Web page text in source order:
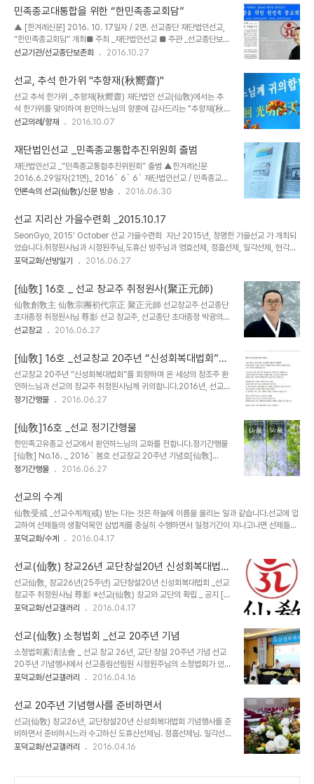
을 읽는모든 선제(仙弟)들과 함께 일심정회(一心正回)..
극악한 범죄와 패륜, 지진 홍수 등의 자연재해가 끊이지 않고 있습니
다. 인간의 존재가치는 말살되고, 재물과 권력만이 사회가 추구하는 모
든 것이 되었습니다. 대한민국 국민의 반이 종교인이며, 종교인 중 백
에 아흔아홉은 외래 종교를 신앙하고 있습니다. 외래 종교인구가 절대
다수를 차지하고 있음에도 이토록 세상이 어지러운 것은 외래종교로
화(遠水不救近火)” ..
민족종교대통합을 위한 “한민족종교회담”
▲ [한겨레신문] 2016. 10. 17일자 / 2면. 선교종단 재단법인선교,
“한민족종교회담” 개최■ 주최 _재단법인선교 ■ 주관 _선교종단보존
회 ■ 후원 _선교총림선림원 행사명 : 민족종교대통합을 위한 한민족
10시장 소 : 세종문화회관 예인홀주 최 : 재단법인선교주 관 ; 선교종
단보존회후 원 : 선교총림선림원※ [민족종교대통합을 위한 한민족종
교회담] 참가신청서 ▶ 한민족종교회담신청서.hwp[ 재단법인선교 _
선교종단보존회 ] 2016년 11월 2일 -- 재단법인선교는 세종문화회
관 예인홀에서 환기(桓紀) 9213년 음력 개천절 기념행사를 개최합
선교기관/선교종단보존회 2016.10.27
선교, 추석 한가위 "추향재(秋嚮齋)"
선교 추석 한가위 _추향재(秋嚮齋) 재단법인 선교(仙敎)에서는 추
석 한가위를 맞이하여 환인하느님의 향훈에 감사드리는 "추향재(秋
嚮齋)" 를 올립니다. 추향재는 일년 다섯번의 선교향재 중 음력 8.15
이 하늘의 은혜에서 비롯되었음을 알아 하늘에 올리는 가을천제(天
祭)입니다. "향재(嚮齋)"는 환인하느님께서 취정원사님께 "선교창
교(仙敎創敎)"의 "의리(意理)"와 함께 교유하신 재단법인 선교(仙
敎)의 고유의례(固有儀禮)입니다. 2016년 추석은 선교인(仙敎人)
에게 의미깊은 날입니다. 선교(仙敎)를 참칭하는 단체로부터 선교(仙
기 때문입니다. 한민족고유종교 선교종단보존회에서 ..
선교의례/향재 2016.10.07
재단법인선교 _민족종교통합추진위원회 출범
재단법인선교 _“민족종교통합추진위원회” 출범 ▲한겨레신문
2016.6.29일자(21면)_ 2016` 6` 6` 재단법인선교 / 민족종교통
합추진위원회 발족천지인합일선교 천지인일체천교 / 종교와 사상의
여, 한민족고유종교 재단법인선교에서는 민족의 혼불을 밝히는 "민족
종교통합추진위원회"를 발족하였다.선교(仙敎), 재단법인 선교는
1991년 선교환인집부회 회장 박광의 취정원사께서 창교하신 민족종
교단체로 1991년에 창교, 1997년에 교단을 창설하여 한민족의 잃어
버린 상고사와 민족의 얼을 회복하는 신성회복과 우리민족의 하느님
에 전념해왔다. 선교(仙敎)는 천지인합일사상을 기반으..
언론속의 선교(仙敎)/신문 방송 2016.06.30
선교 지리산 가을수련회 _2015.10.17
SeonGyo, 2015' October 선교 가을수련회 지난 2015년, 청명한 가을선교 가 개최되
었습니다.취정원사님과 시정원주님,도휴산 방주님과 영효선제, 정흠선제, 일각선제, 현각선
제, 대정선제, 현진선제..선교가족이 만나 신행에 대한 이야기를 나누고몸과 마음을 비웠습
습니다.먼 길을 한 다름에 달려온 여러 선제님들 모두 고생하셨습니다.속세의 부지런하고 고
단한 삶 가운데에참된 휴식, 온전한 치유가 되는 선교신앙을 희망합니다...() 한민족의 시
조 환인하느님을 신앙하는아름다운 선교신앙 · 가을수련회 가을날, 지리산 중산리 계곡을 스
쳐 불어오는 바람이 얼마나 청량한지...그날, 지리산 산그림자에 비친 선제들의..
포덕교화/선방일기 2016.06.27
[仙敎] 16호 _ 선교 창교주 취정원사(聚正元師)
仙敎創敎主 仙敎宗團初代宗正 聚正元師 선교창교주 선교종단
초대종정 취정원사님 尊影 선교 창교주, 선교종단 초대종정 박광의
(朴光義) 취정원사(聚正元師)께서는 1991년 선교(仙敎)를 창교하
1997년 겨울, 설악산 대청봉에 첫눈이 내리고 대한의 산천이 혹한의
추위로 얼어붙은 한반도에, 하늘의 모습을 지니고 하늘의 음성으로 말
하는 선인이 홀연히 세상에 나투시었다. 온화하고 푸르른 빛이 선인의
몸과 눈빛에 서리어 선인이 거동하여 이르는 곳마다 사람이 모이고 하
늘과 땅의 길이 열리어 구도의 교화를 보이시니, 스스로 천지와 합일하
님의 교유와 계시를 받으시어 선교총림선림원의 시정원주님과 합..
선교창교 2016.06.27
[仙敎] 16호 _선교창교 20주년 “신성회복대법회”를
회향하며
선교창교 20주년 “신성회복대법회”를 회향하며 온 세상의 창조주 환
인하느님과 선교의 창교주 취정원사님께 귀의합니다.2016년, 선교창
교 20주년을 감축드리오며 선제 모두, 일심정회합니다...() ※선교(仙
기9213년 단기4349년 선교창교 26년 선교교단창설 20년 입니
다.선교 교조 박광의(朴光義) 취정원사(聚正元師)께서 창교하신 선
교(仙敎)는 귀원일체환시시 1988년에 개천입교(開天立敎)하여,
1991년 창교, 1997년 선교경전 결집을 통해 교단의 확립을 이루었
습니다. 선교 교단은 선교최고의결기관 선교환인집부회 종사결의에
하였습니다. 선교개천(仙敎開天)..
정기간행물 2016.06.27
[仙敎]16호 _선교 정기간행물
한민족고유종교 선교에서 환인하느님의 교화를 전합니다.정기간행물
[仙敎] No.16. _ 2016` 봄호 선교창교 20주년 기념호[仙敎]
no.16CONTENTS _선교창교20주년성명서_신성회복대법회_선교
물 [仙敎] 무료구독신청 062 _675 _9002 ※선교(仙敎) 창교와
교단의 확립 _ 공지 [선교종헌]에 근거하여 2016년은 환기9213년
단기4349년 선교창교 26년 선교교단창설 20년 입니다.선교 교조
박광의(朴光義) 취정원사(聚正元師)께서 창교하신 선교(仙敎)는
귀원일체환시시 1988년에 개천입교(開天立敎)하여, 1991년 창교,
단은 선교최고의결기관 ..
정기간행물 2016.06.27
선교의 수계
仙敎受戒 _선교수계계(戒) 받는 다는 것은 하늘에 이름을 올리는 일과 같습니다.선교에 입
교하여 선제들의 생활덕목인 삼법계를 충실히 수행하면서 일정기간이 지나고나면 선제들의
수계식을 올립니다.선교 기본 삼법계와 선호를 받게 됩니다.일심정회하여 스스로를 정화하
계는 하늘이름을 받고 다시 태어나는 신성한 의식입니다.세상 태어나 단 한번 할 수 있는 거
룩하고 신성한 첫수계의식은 선문에 들어 첫번째 선풍을 입는 것과 같습니다.환인하느님의
향훈 아래 우리 선교의 선제님들 항상 수계의 의미를 되새기면서 모두 수행정진하시기 바랍
니다....()_ 바르고 참되고 아름다운 선교신앙(仙敎信仰) 선교 수계선교에 입교하
여 출..
포덕교화/수계 2016.04.17
선교(仙敎) 창교26년 교단창설20년 신성회복대법회
_취정원사님 존영
선교仙敎, 창교26년(25주년) 교단창설20년 신성회복대법회 _선교
창교주 취정원사님 尊影 ※선교(仙敎) 창교와 교단의 확립 _ 공지 [선
교종헌]에 근거하여 2016년은 환기9213년 단기4349년 선교창교
사(聚正元師)께서 창교하신 선교(仙敎)는 귀원일체환시시 1988년
에 개천입교(開天立敎)하여, 1991년 창교, 1997년 선교경전 결집
을 통해 교단의 확립을 이루었습니다. 선교 교단은 선교최고의결기관
선교환인집부회 종사결의에 의거, 취정원사님의 「1991년 선교창교
원년」을 선교종헌에 제정반포하였습니다. 1988년 선교개천(仙敎開
敎創敎)..
포덕교화/선교갤러리 2016.04.17
선교(仙敎) 소청법회 _선교 20주년 기념
소청법회素淸法會 _ 선교 창교 26년, 교단 창설 20주년 기념 선교
20주년 기념행사에서 선교총림선림원 시정원주님의 소청법회가 있었
습니다.그동안 수행정진 한 선제들을 선도성모님의 정화수로 씻어주
의식에 앞서 선제님들의 몸과 마음을 정화하여환인하느님의 향훈이
선제들에게 내리기를 기원하여 주셨습니다. 선교총림선림원 시정원주
님의 소청법회를 통하여선제들은 새롭게 맑고 깨끗하게 태어났습니
다.성모님의 마음으로 선제들을 보우하시는 시정원주님께 엎드려 삼
배 올립니다.일심정회합니다...() _선제일동. ※선교(仙敎) 창교와 교
포덕교화/선교갤러리 2016.04.16
선교 20주년 기념행사를 준비하면서
선교(仙敎) 창교26년, 교단창설20년 신성회복대법회 기념행사를 준
비하면서 준비하시느라 수고하신 도휴산선제님. 정흠선제님. 일각선
제님.대정선제님. 현진선제님. 현각선제님. 공진선제님.모두 감사합니
포덕교화/선교갤러리 2016.04.16